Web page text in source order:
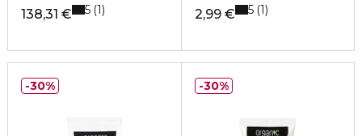
138,31 € 5 1 2,99 € 5 1
30% 30%